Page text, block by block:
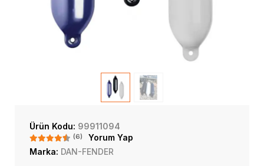
Ürün Kodu: 99911094
(6)
Yorum Yap
Marka: DAN-FENDER